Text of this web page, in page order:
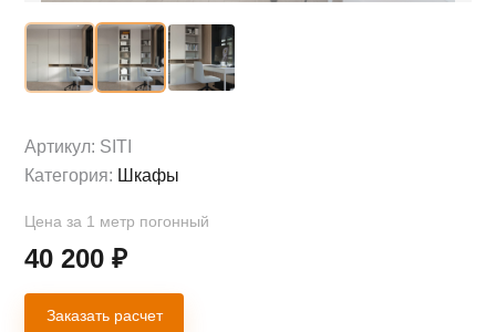
Артикул: SITI
Категория: Шкафы
Цена за 1 метр погонный
40 200₽
Заказать расчет